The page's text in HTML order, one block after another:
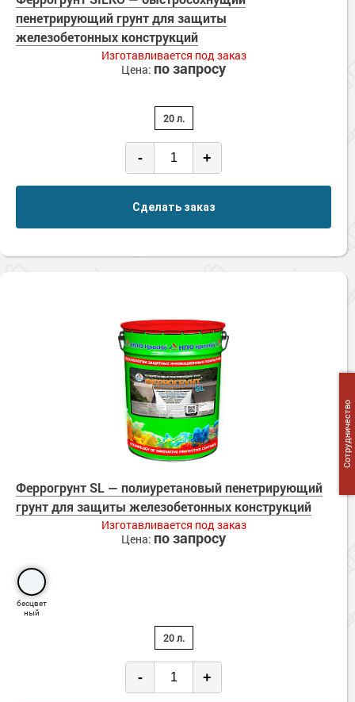
пенетрирующий грунт для защиты
железобетонных конструкций
Изготавливается под заказ
Цена: по запросу
20 л.
- +
Сделать заказ
Феррогрунт SL — полиуретановый пенетрирующий
грунт для защиты железобетонных конструкций
Изготавливается под заказ
Цена: по запросу
бесцвет
ный
20 л.
- +
Сотрудничество